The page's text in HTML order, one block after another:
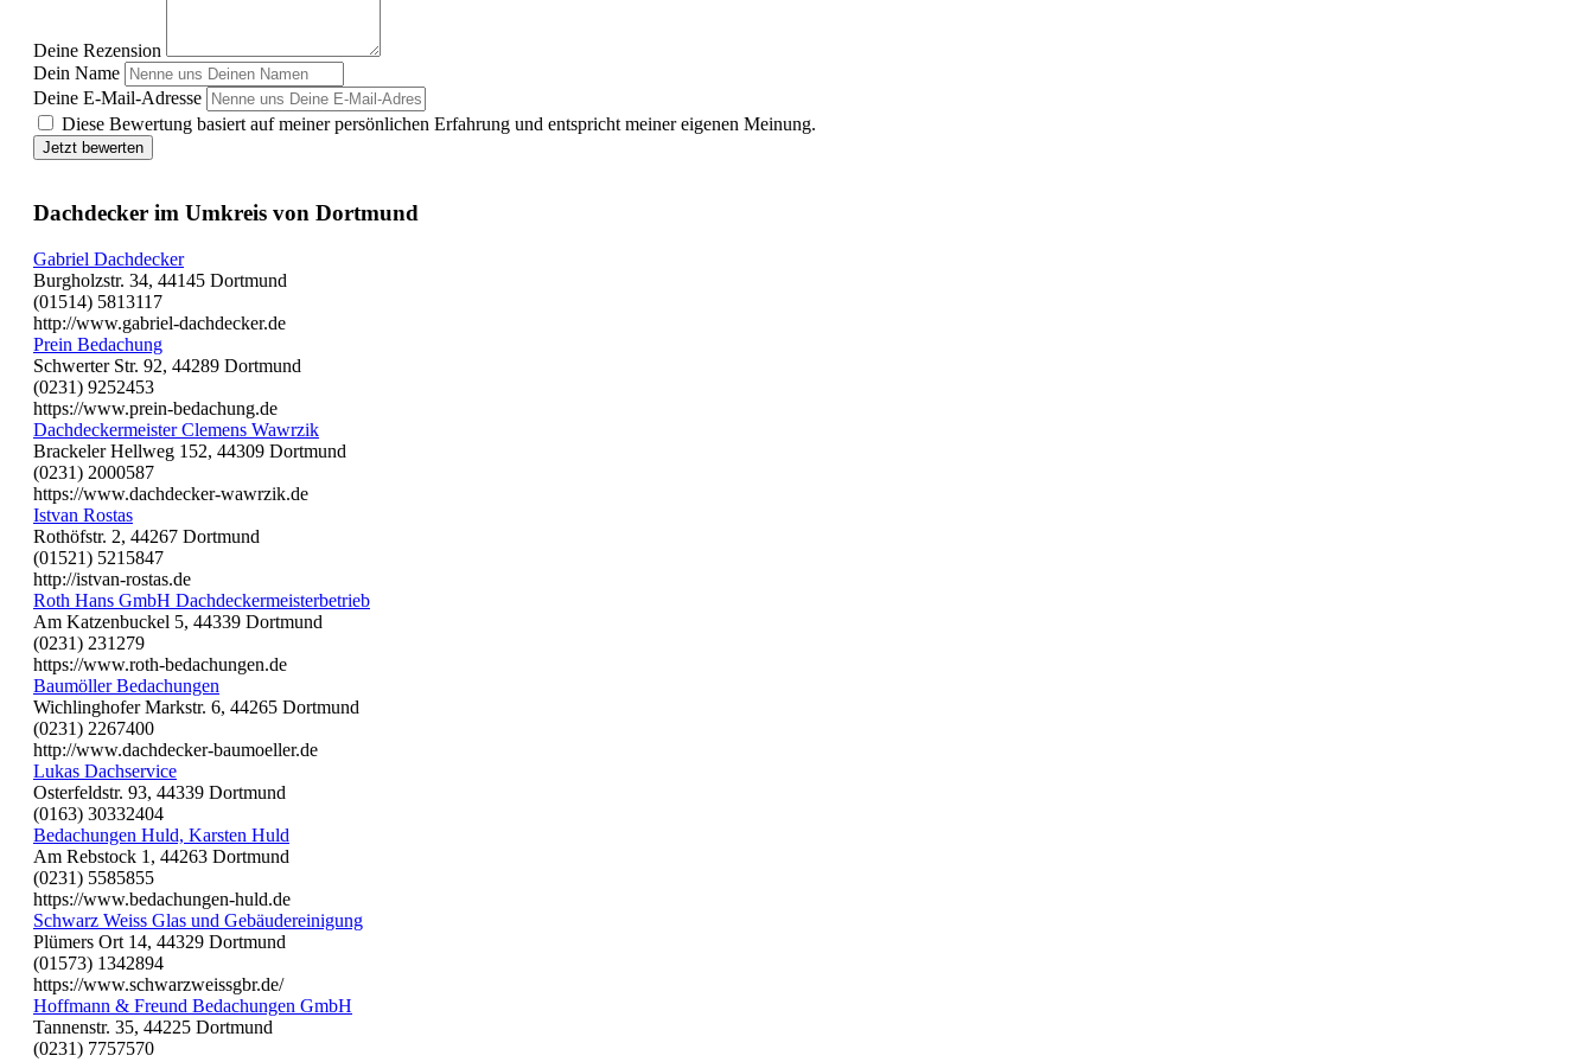
Deine Rezension
Dein Name
Deine E-Mail-Adresse
Diese Bewertung basiert auf meiner persönlichen Erfahrung und entspricht meiner eigenen Meinung.
Jetzt bewerten
Dachdecker im Umkreis von Dortmund
Gabriel Dachdecker
Burgholzstr. 34, 44145 Dortmund
(01514) 5813117
http://www.gabriel-dachdecker.de
Prein Bedachung
Schwerter Str. 92, 44289 Dortmund
(0231) 9252453
https://www.prein-bedachung.de
Dachdeckermeister Clemens Wawrzik
Brackeler Hellweg 152, 44309 Dortmund
(0231) 2000587
https://www.dachdecker-wawrzik.de
Istvan Rostas
Rothöfstr. 2, 44267 Dortmund
(01521) 5215847
http://istvan-rostas.de
Roth Hans GmbH Dachdeckermeisterbetrieb
Am Katzenbuckel 5, 44339 Dortmund
(0231) 231279
https://www.roth-bedachungen.de
Baumöller Bedachungen
Wichlinghofer Markstr. 6, 44265 Dortmund
(0231) 2267400
http://www.dachdecker-baumoeller.de
Lukas Dachservice
Osterfeldstr. 93, 44339 Dortmund
(0163) 30332404
Bedachungen Huld, Karsten Huld
Am Rebstock 1, 44263 Dortmund
(0231) 5585855
https://www.bedachungen-huld.de
Schwarz Weiss Glas und Gebäudereinigung
Plümers Ort 14, 44329 Dortmund
(01573) 1342894
https://www.schwarzweissgbr.de/
Hoffmann & Freund Bedachungen GmbH
Tannenstr. 35, 44225 Dortmund
(0231) 7757570